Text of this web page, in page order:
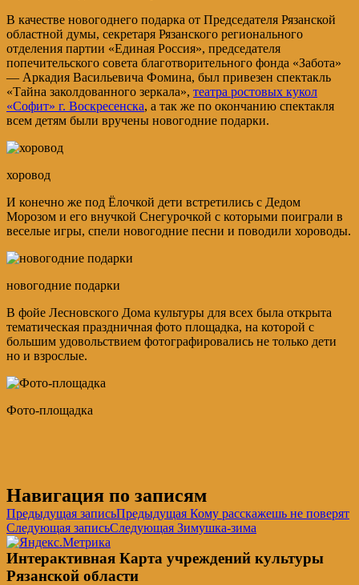
В качестве новогоднего подарка от Председателя Рязанской
областной думы, секретаря Рязанского регионального
отделения партии «Единая Россия», председателя
попечительского совета благотворительного фонда «Забота»
— Аркадия Васильевича Фомина, был привезен спектакль
«Тайна заколдованного зеркала», театра ростовых кукол
«Софит» г. Воскресенска, а так же по окончанию спектакля
всем детям были вручены новогодние подарки.
хоровод
И конечно же под Ёлочкой дети встретились с Дедом
Морозом и его внучкой Снегурочкой с которыми поиграли в
веселые игры, спели новогодние песни и поводили хороводы.
новогодние подарки
В фойе Лесновского Дома культуры для всех была открыта
тематическая праздничная фото площадка, на которой с
большим удовольствием фотографировались не только дети
но и взрослые.
Фото-площадка
Навигация по записям
Предыдущая записьПредыдущая Кому расскажешь не поверят
Следующая записьСледующая Зимушка-зима
Интерактивная Карта учреждений культуры
Рязанской области